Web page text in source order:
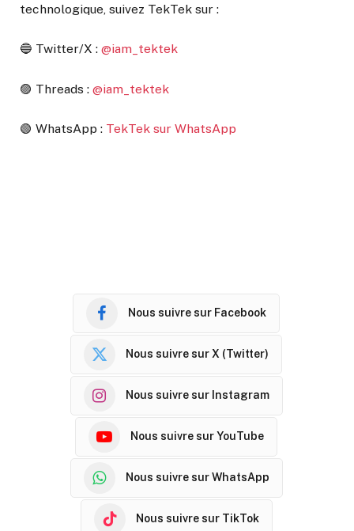
technologique, suivez TekTek sur :
🔵 Twitter/X : @iam_tektek
🟣 Threads : @iam_tektek
🟢 WhatsApp : TekTek sur WhatsApp
Nous suivre sur Facebook
Nous suivre sur X (Twitter)
Nous suivre sur Instagram
Nous suivre sur YouTube
Nous suivre sur WhatsApp
Nous suivre sur TikTok